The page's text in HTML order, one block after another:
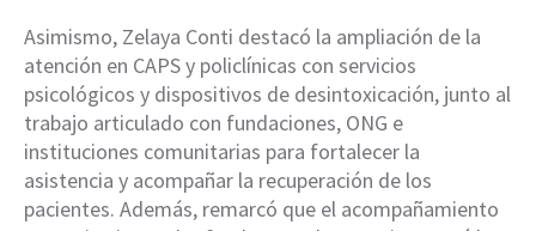
Asimismo, Zelaya Conti destacó la ampliación de la
atención en CAPS y policlínicas con servicios
psicológicos y dispositivos de desintoxicación, junto al
trabajo articulado con fundaciones, ONG e
instituciones comunitarias para fortalecer la
asistencia y acompañar la recuperación de los
pacientes. Además, remarcó que el acompañamiento